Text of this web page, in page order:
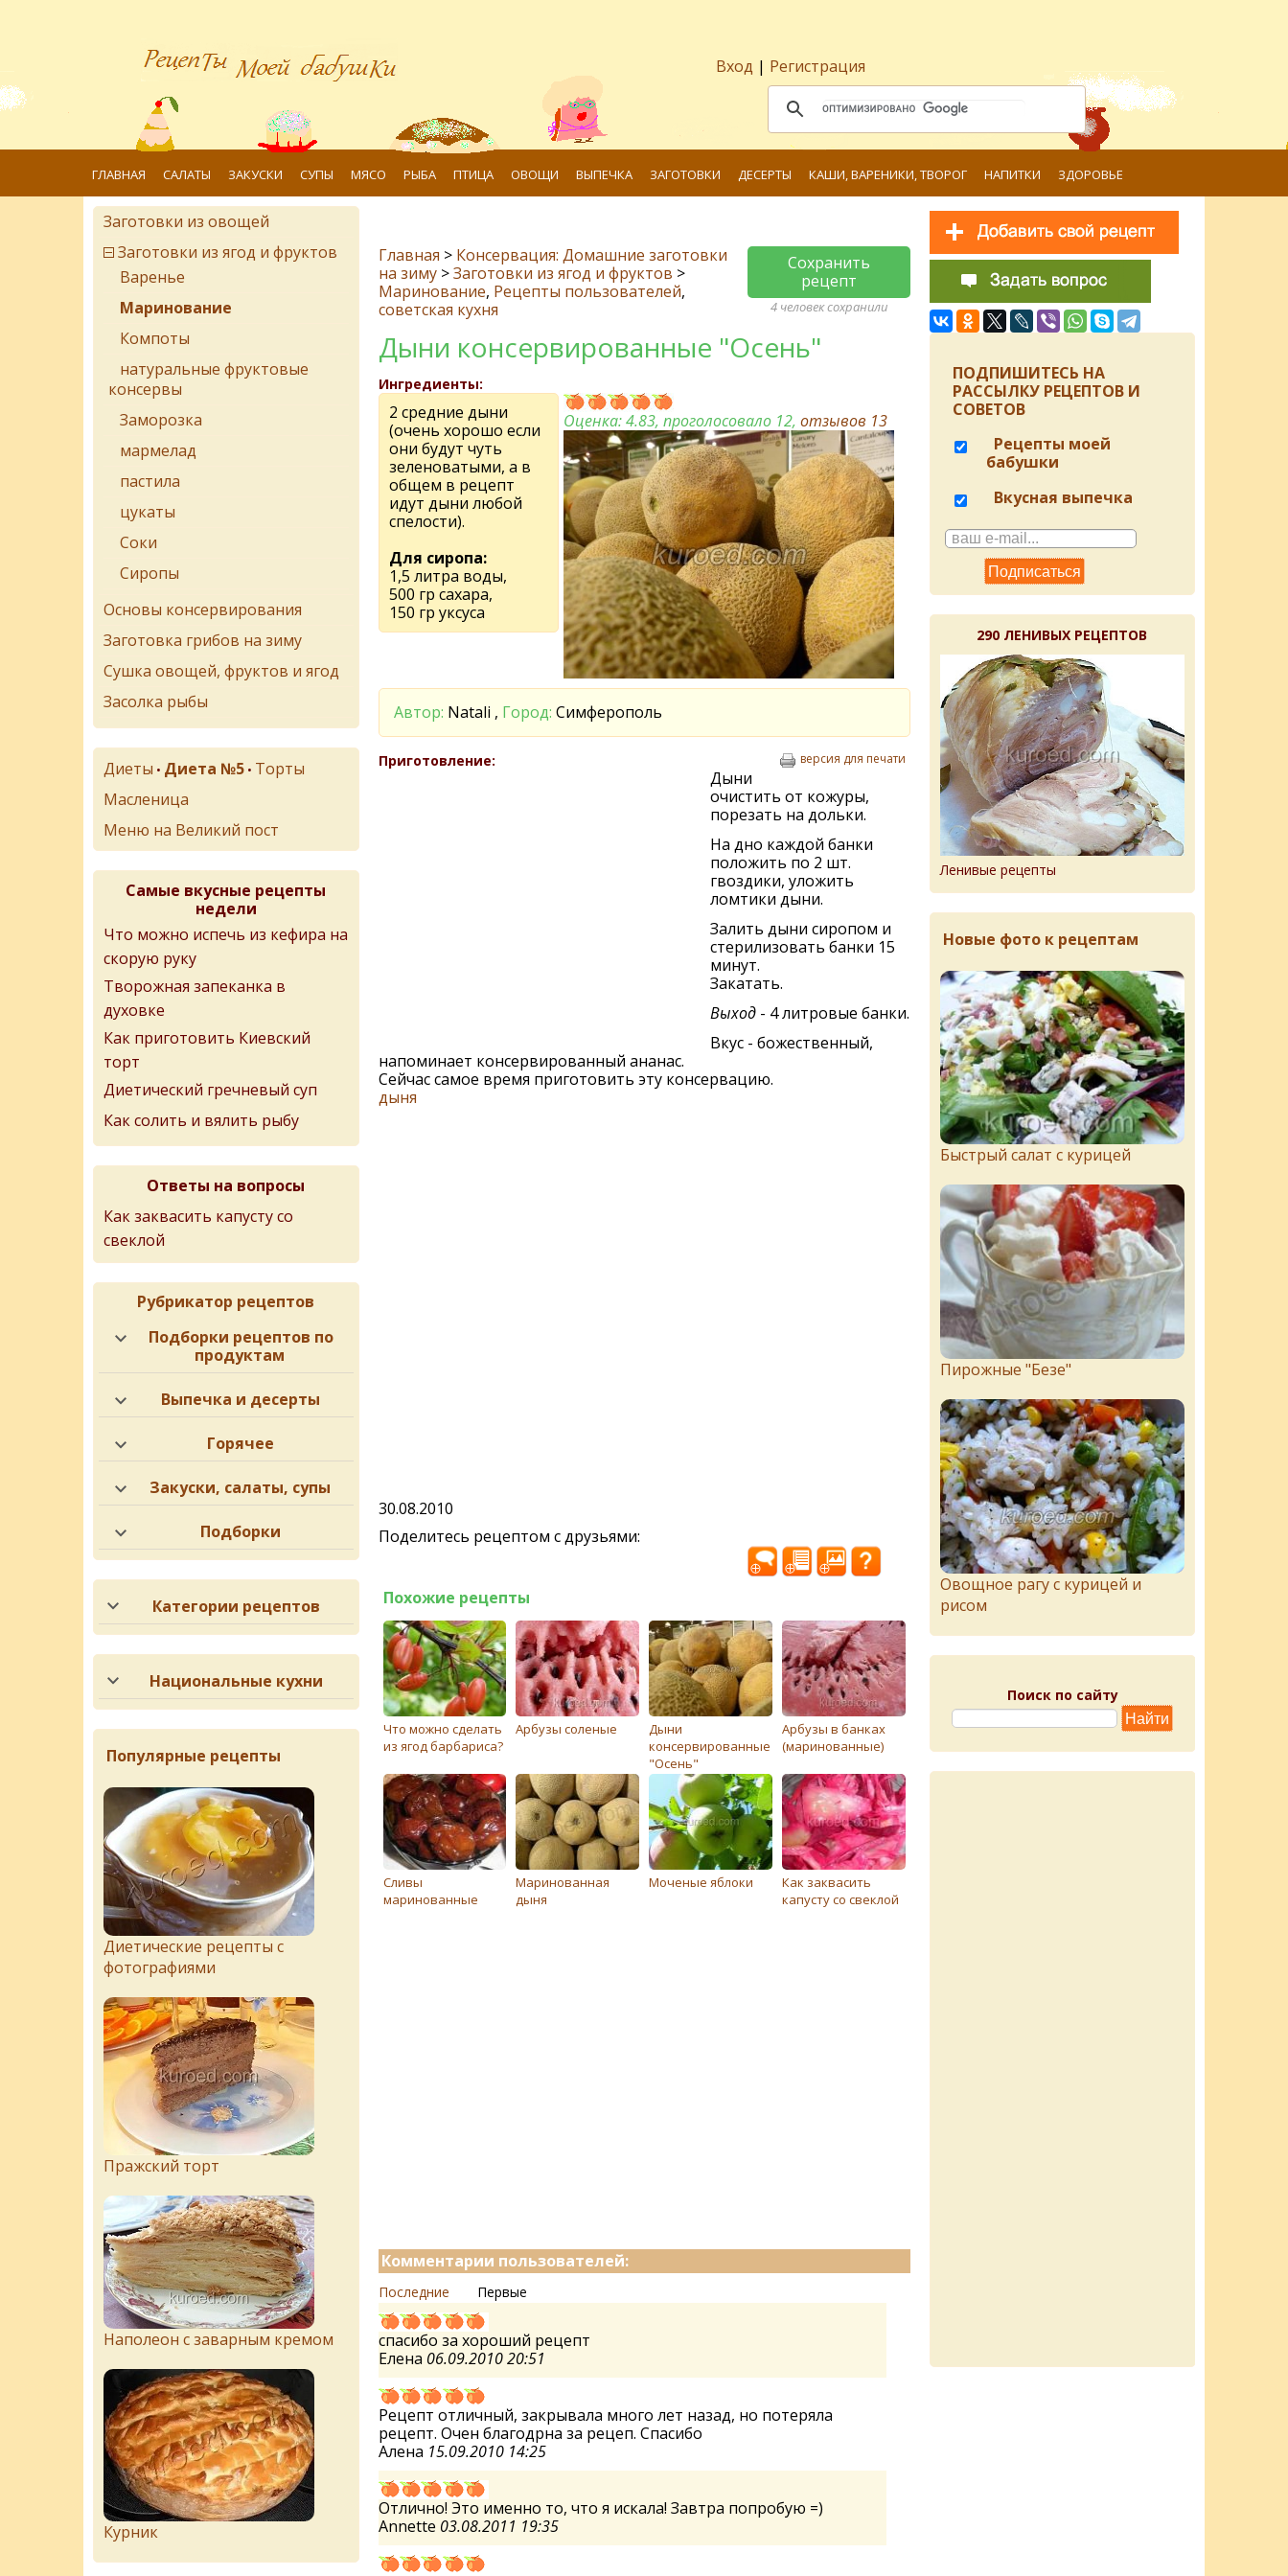
Вход | Регистрация
ГЛАВНАЯ САЛАТЫ ЗАКУСКИ СУПЫ МЯСО РЫБА ПТИЦА ОВОЩИ ВЫПЕЧКА ЗАГОТОВКИ ДЕСЕРТЫ КАШИ, ВАРЕНИКИ, ТВОРОГ НАПИТКИ ЗДОРОВЬЕ
Главная > Консервация: Домашние заготовки
на зиму>Заготовки из ягод и фруктов >
Маринование, Рецепты пользователей,
советская кухня
Сохранить
рецепт
4 человек сохранили
Дыни консервированные "Осень"
Ингредиенты:
2 средние дыни
(очень хорошо если
они будут чуть
зеленоватыми, а в
общем в рецепт
идут дыни любой
спелости).
Для сиропа:
1,5 литра воды,
500 гр сахара,
150 гр уксуса
Оценка:4.83, проголосовало 12,отзывов 13
Автор: Natali , Город: Симферополь
Приготовление: версия для печати
Дыни
очистить от кожуры,
порезать на дольки.
На дно каждой банки
положить по 2 шт.
гвоздики, уложить
ломтики дыни.
Залить дыни сиропом и
стерилизовать банки 15
минут.
Закатать.
Выход- 4 литровые банки.
Вкус - божественный,
напоминает консервированный ананас.
Сейчас самое время приготовить эту консервацию.
дыня
30.08.2010
Поделитесь рецептом с друзьями:
Похожие рецепты
Что можно сделать
из ягод барбариса?
Арбузы соленые
Дыни
консервированные
"Осень"
Арбузы в банках
(маринованные)
Сливы
маринованные
Маринованная
дыня
Моченые яблоки
Как заквасить
капусту со свеклой
Комментарии пользователей:
Последние Первые
спасибо за хороший рецепт
Елена 06.09.2010 20:51
Рецепт отличный, закрывала много лет назад, но потеряла
рецепт. Очен благодрна за рецеп. Спасибо
Алена 15.09.2010 14:25
Отлично! Это именно то, что я искала! Завтра попробую =)
Annette 03.08.2011 19:35
Заготовки из овощей
Заготовки из ягод и фруктов
Варенье
Маринование
Компоты
натуральные фруктовые
консервы
Заморозка
мармелад
пастила
цукаты
Соки
Сиропы
Основы консервирования
Заготовка грибов на зиму
Сушка овощей, фруктов и ягод
Засолка рыбы
Диеты • Диета №5 • Торты
Масленица
Меню на Великий пост
Самые вкусные рецепты
недели
Что можно испечь из кефира на
скорую руку
Творожная запеканка в
духовке
Как приготовить Киевский
торт
Диетический гречневый суп
Как солить и вялить рыбу
Ответы на вопросы
Как заквасить капусту со
свеклой
Рубрикатор рецептов
Подборки рецептов по
продуктам
Выпечка и десерты
Горячее
Закуски, салаты, супы
Подборки
Категории рецептов
Национальные кухни
Популярные рецепты
Диетические рецепты с
фотографиями
Пражский торт
Наполеон с заварным кремом
Курник
ПОДПИШИТЕСЬ НА
РАССЫЛКУ РЕЦЕПТОВ И
СОВЕТОВ
Рецепты моей
бабушки
Вкусная выпечка
290 ЛЕНИВЫХ РЕЦЕПТОВ
Ленивые рецепты
Новые фото к рецептам
Быстрый салат с курицей
Пирожныe "Бeзe"
Овощное рагу с курицей и
рисом
Поиск по сайту